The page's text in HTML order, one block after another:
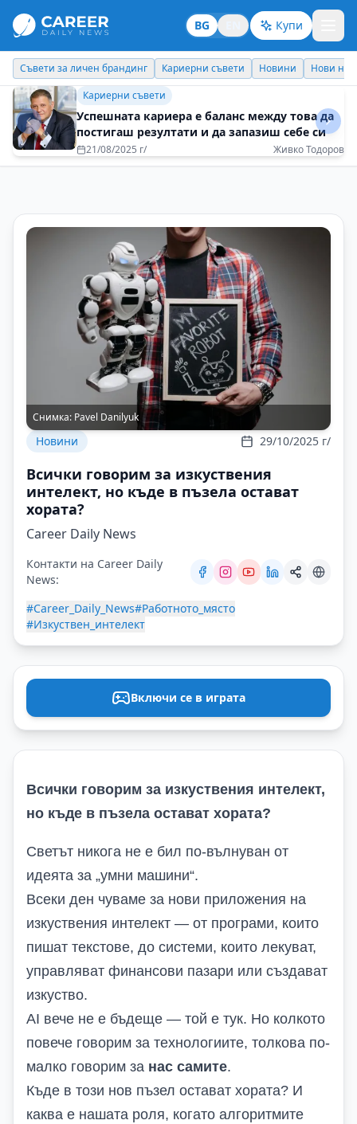
BG Купи
Кариерни съвети Новини Нови назначения Днес празнува
Съвети за личен брандинг
Как се изгражда доверие без поза и
клишета?
20/12/2025 г/ Бисер Кунчев
Снимка: Pavel Danilyuk
Новини 29/10/2025 г/
Всички говорим за изкуствения
интелект, но къде в пъзела остават
хората?
Career Daily News
Контакти на Career Daily
News:
#Career_Daily_News#Работното_място
#Изкуствен_интелект
Включи се в играта
Всички говорим за изкуствения интелект,
но къде в пъзела остават хората?
Светът никога не е бил по-вълнуван от
идеята за „умни машини“.
Всеки ден чуваме за нови приложения на
изкуствения интелект — от програми, които
пишат текстове, до системи, които лекуват,
управляват финансови пазари или създават
изкуство.
AI вече не е бъдеще — той е тук. Но колкото
повече говорим за технологиите, толкова по-
малко говорим за нас самите.
Къде в този нов пъзел остават хората? И
каква е нашата роля, когато алгоритмите